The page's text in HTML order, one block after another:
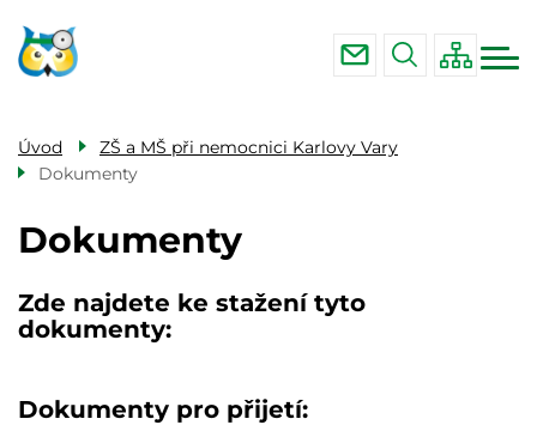
hlavnímu
Menu
navigace
ZŠ a MŠ při nemocnici Karlovy Vary
ZŠ a MŠ při Lázeňské léčebně Mánes
Kynžvart
Úvod
ZŠ a MŠ při nemocnici Karlovy Vary
Dokumenty
Dokumenty
Zde najdete ke stažení tyto
dokumenty:
Dokumenty pro přijetí: